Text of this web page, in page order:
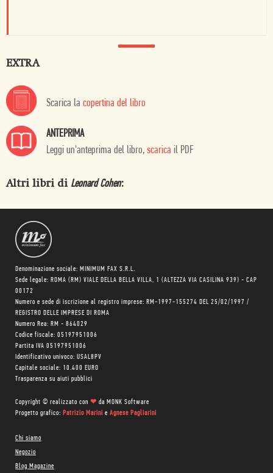
EXTRA
Scarica la copertina del libro
ANTEPRIMA
Leggi un'anteprima del libro, scarica il PDF
Altri libri di Leonard Cohen:
Denominazione sociale: MINIMUM FAX S.R.L.
Sede legale: ROMA (RM) VIALE DELLA BELLA VILLA, 1 (ALTEZZA VIA CASILINA 939) - CAP
00172
Numero e sede di iscrizione al registro imprese: RM-1997-155274 DEL 25/02/1997 /
REGISTRO DELLE IMPRESE DI ROMA
Numero Rea: RM - 864029
Codice fiscale: 05197951006
Partita IVA 05197951006
Identificativo univoco: USAL8PV
Capitale sociale: 10.400 EURO
Trasparenza su aiuti pubblici
Copyright © realizzato con ❤ da MONK Software
Progetto grafico: Patrizio Marini e Agnese Pagliarini
Chi siamo
Negozio
Blog Magazine